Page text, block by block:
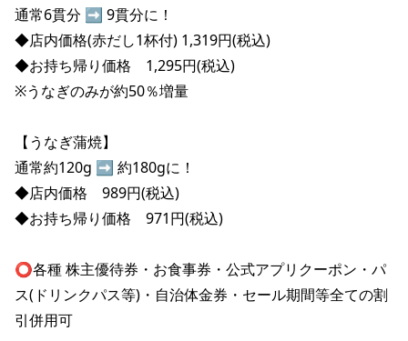
や台や
海老どて食堂
華花
IRライブラリトップ
決算短信
株主通信
株主総会関連資料
その他IR資料
IRカレンダー
株価情報
株主優待
電子公告
FAQ
IRお問い合わせ
サイトマップ
通常6貫分 ➡ 9貫分に！
◆店内価格(赤だし1杯付) 1,319円(税込)
◆お持ち帰り価格　1,295円(税込)
※うなぎのみが約50％増量
【うなぎ蒲焼】
通常約120g ➡ 約180gに！
◆店内価格　989円(税込)
◆お持ち帰り価格　971円(税込)
⭕️各種 株主優待券・お食事券・公式アプリクーポン・パ
ス(ドリンクパス等)・自治体金券・セール期間等全ての割
引併用可